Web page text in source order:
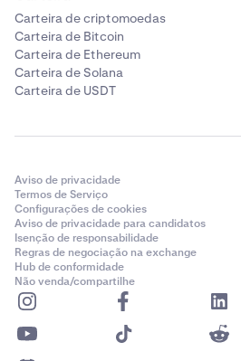
Carteira de criptomoedas
Carteira de Bitcoin
Carteira de Ethereum
Carteira de Solana
Carteira de USDT
Aviso de privacidade
Termos de Serviço
Configurações de cookies
Aviso de privacidade para candidatos
Isenção de responsabilidade
Regras de negociação na exchange
Hub de conformidade
Não venda/compartilhe